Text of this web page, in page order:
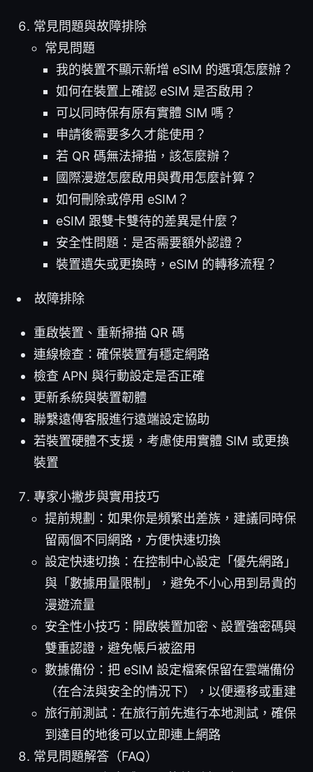
常見問題與故障排除
常見問題
我的裝置不顯示新增 eSIM 的選項怎麼辦？
如何在裝置上確認 eSIM 是否啟用？
可以同時保有原有實體 SIM 嗎？
申請後需要多久才能使用？
若 QR 碼無法掃描，該怎麼辦？
國際漫遊怎麼啟用與費用怎麼計算？
如何刪除或停用 eSIM？
eSIM 跟雙卡雙待的差異是什麼？
安全性問題：是否需要額外認證？
裝置遺失或更換時，eSIM 的轉移流程？
故障排除
重啟裝置、重新掃描 QR 碼
連線檢查：確保裝置有穩定網路
檢查 APN 與行動設定是否正確
更新系統與裝置韌體
聯繫遠傳客服進行遠端設定協助
若裝置硬體不支援，考慮使用實體 SIM 或更換
裝置
專家小撇步與實用技巧
提前規劃：如果你是頻繁出差族，建議同時保
留兩個不同網路，方便快速切換
設定快速切換：在控制中心設定「優先網路」
與「數據用量限制」，避免不小心用到昂貴的
漫遊流量
安全性小技巧：開啟裝置加密、設置強密碼與
雙重認證，避免帳戶被盜用
數據備份：把 eSIM 設定檔案保留在雲端備份
（在合法與安全的情況下），以便遷移或重建
旅行前測試：在旅行前先進行本地測試，確保
到達目的地後可以立即連上網路
常見問題解答（FAQ）